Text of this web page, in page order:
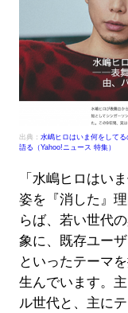
出典： 水嶋ヒロはいま何をして
語る（Yahoo!ニュース 特集）
「水嶋ヒロはい
姿を『消した』
らば、若い世代
象に、既存ユー
といったテーマ
生んでいます。
ル世代と、主に